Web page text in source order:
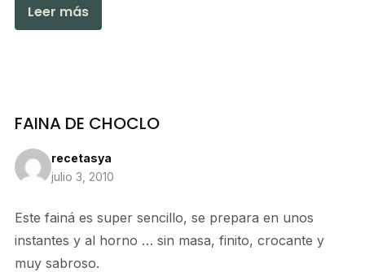
Leer más
FAINA DE CHOCLO
recetasya
julio 3, 2010
Este fainá es super sencillo, se prepara en unos
instantes y al horno … sin masa, finito, crocante y
muy sabroso.